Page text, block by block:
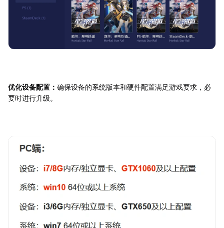
优化设备配置： 确保设备的系统版本和硬件配置满足游戏要求，必
要时进行升级。